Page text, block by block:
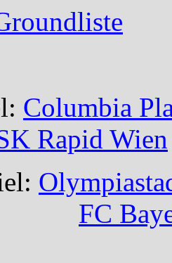
Columbia
Rapid Wien
FC